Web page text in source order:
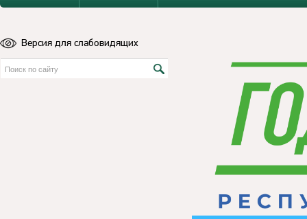
Версия для слабовидящих